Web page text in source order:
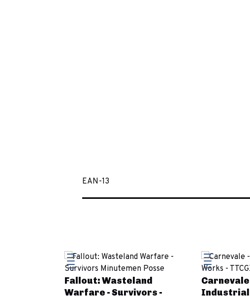
EAN-13
Fallout: Wasteland
Warfare - Survivors -
Carnevale
Industrial